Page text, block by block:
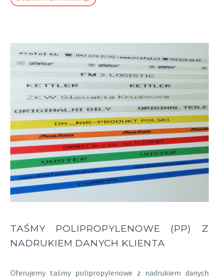
TAŚMY POLIPROPYLENOWE (PP) Z
NADRUKIEM DANYCH KLIENTA
Oferujemy taśmy polipropylenowe z nadrukiem danych